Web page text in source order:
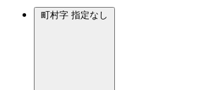
町村字 指定なし